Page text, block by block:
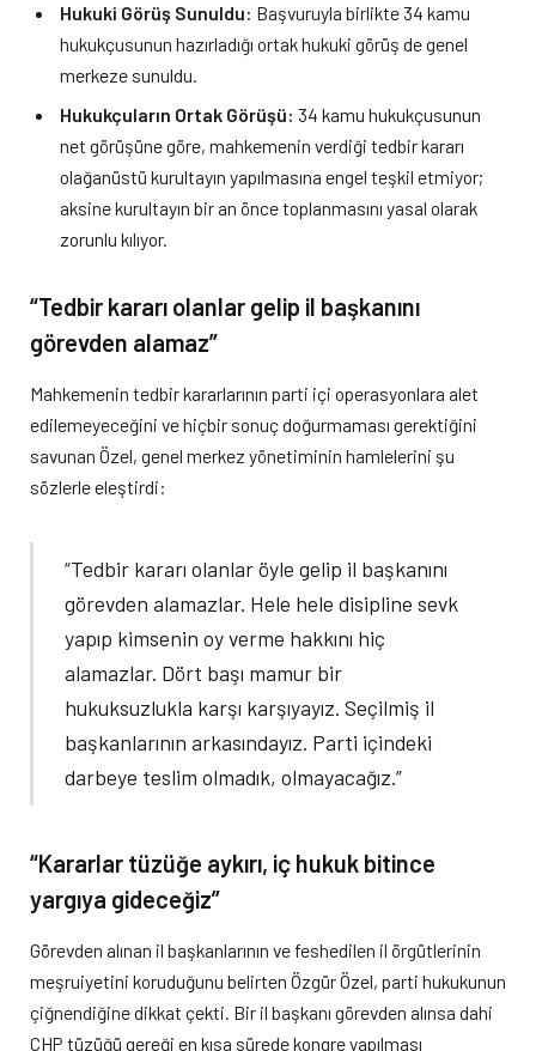
Hukuki Görüş Sunuldu: Başvuruyla birlikte 34 kamu
hukukçusunun hazırladığı ortak hukuki görüş de genel
merkeze sunuldu.
Hukukçuların Ortak Görüşü: 34 kamu hukukçusunun
net görüşüne göre, mahkemenin verdiği tedbir kararı
olağanüstü kurultayın yapılmasına engel teşkil etmiyor;
aksine kurultayın bir an önce toplanmasını yasal olarak
zorunlu kılıyor.
“Tedbir kararı olanlar gelip il başkanını
görevden alamaz”
Mahkemenin tedbir kararlarının parti içi operasyonlara alet
edilemeyeceğini ve hiçbir sonuç doğurmaması gerektiğini
savunan Özel, genel merkez yönetiminin hamlelerini şu
sözlerle eleştirdi:
“Tedbir kararı olanlar öyle gelip il başkanını
görevden alamazlar. Hele hele disipline sevk
yapıp kimsenin oy verme hakkını hiç
alamazlar. Dört başı mamur bir
hukuksuzlukla karşı karşıyayız. Seçilmiş il
başkanlarının arkasındayız. Parti içindeki
darbeye teslim olmadık, olmayacağız.”
“Kararlar tüzüğe aykırı, iç hukuk bitince
yargıya gideceğiz”
Görevden alınan il başkanlarının ve feshedilen il örgütlerinin
meşruiyetini koruduğunu belirten Özgür Özel, parti hukukunun
çiğnendiğine dikkat çekti. Bir il başkanı görevden alınsa dahi
CHP tüzüğü gereği en kısa sürede kongre yapılması